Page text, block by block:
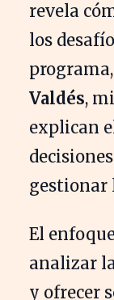
revela
los
programa,
Valdés,
explican
gestionar
El
analizar
y ofrecer